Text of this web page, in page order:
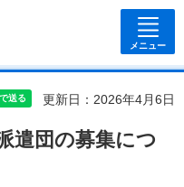
メニュー
更新日：2026年4月6日
遣団の募集につ